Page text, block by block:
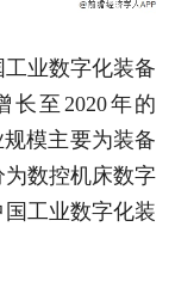
业数字化装备
长至2020年的
模主要为装备
数控机床数字
工业数字化装